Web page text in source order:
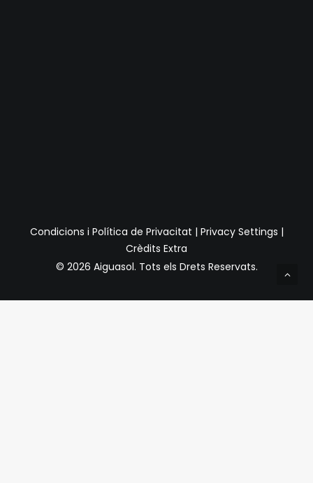
Condicions i Política de Privacitat | Privacy Settings |
Crèdits Extra
© 2026 Aiguasol. Tots els Drets Reservats.